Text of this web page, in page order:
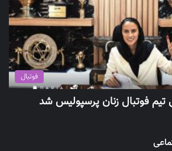
فوتبال
تیم فوتبال زنان پرسپولیس شد